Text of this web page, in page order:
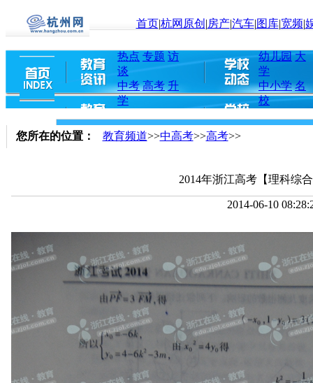
首页|杭网原创 |房产|汽车|图库|宽频|
热点 专题 访
谈
中考 高考 升
学
幼儿园 大
学
中小学 名
校
您所在的位置： 教育频道>>中高考>>高考>>
2014年浙江高考【理科综
2014-06-10